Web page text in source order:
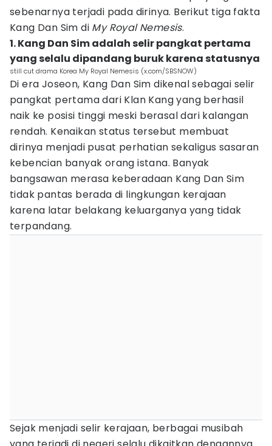
sebenarnya terjadi pada dirinya. Berikut tiga fakta
Kang Dan Sim di My Royal Nemesis.
1. Kang Dan Sim adalah selir pangkat pertama
yang selalu dipandang buruk karena statusnya
still cut drama Korea My Royal Nemesis (x.com/SBSNOW)
Di era Joseon, Kang Dan Sim dikenal sebagai selir
pangkat pertama dari Klan Kang yang berhasil
naik ke posisi tinggi meski berasal dari kalangan
rendah. Kenaikan status tersebut membuat
dirinya menjadi pusat perhatian sekaligus sasaran
kebencian banyak orang istana. Banyak
bangsawan merasa keberadaan Kang Dan Sim
tidak pantas berada di lingkungan kerajaan
karena latar belakang keluarganya yang tidak
terpandang.
Sejak menjadi selir kerajaan, berbagai musibah